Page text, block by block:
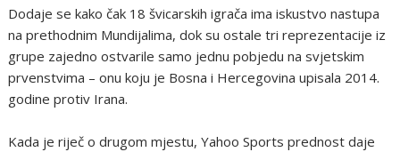
Dodaje se kako čak 18 švicarskih igrača ima iskustvo nastupa
na prethodnim Mundijalima, dok su ostale tri reprezentacije iz
grupe zajedno ostvarile samo jednu pobjedu na svjetskim
prvenstvima – onu koju je Bosna i Hercegovina upisala 2014.
godine protiv Irana.
Kada je riječ o drugom mjestu, Yahoo Sports prednost daje